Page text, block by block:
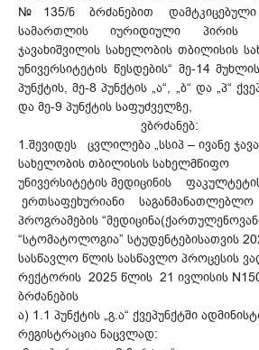
№135/ნ ბრძანებით
სამართლის იურიდიული პირის
ჯავახიშვილის სახელობის თბილისის
უნივერსიტეტის წესდების“ მე-14
პუნქტის, მე-8 პუნქტის „ა“, „ბ“ და „პ“
და მე-9 პუნქტის საფუძველზე,
ვბრძანებ:
1.შევიდეს ცვლილება „სსიპ – ივანე
სახელობის თბილისის სახელმწიფო
უნივერსიტეტის მედიცინის
ერთსაფეხურიანი საგანმანათლებლო
პროგრამების
“სტომატოლოგია” სტუდენტებისათვის
სასწავლო წლის სასწავლო პროცესის
რექტორის 2025 წლის 21 ივლისის
ბრძანების
ა) 1.1 პუნქტის „გ.ა“ ქვეპუნქტში
რეგისტრაცია ნაცვლად: